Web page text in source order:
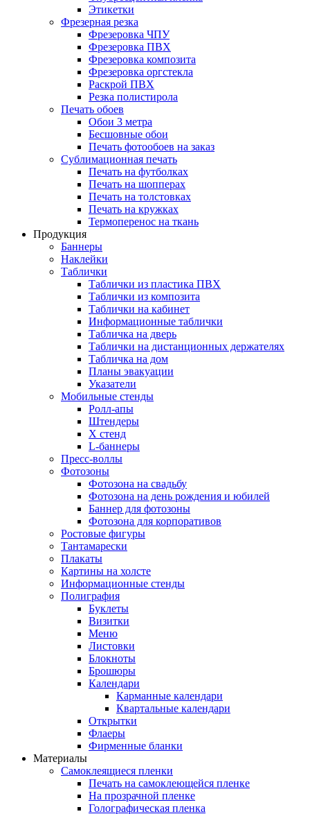
Этикетки
Фрезерная резка
Фрезеровка ЧПУ
Фрезеровка ПВХ
Фрезеровка композита
Фрезеровка оргстекла
Раскрой ПВХ
Резка полистирола
Печать обоев
Обои 3 метра
Бесшовные обои
Печать фотообоев на заказ
Сублимационная печать
Печать на футболках
Печать на шопперах
Печать на толстовках
Печать на кружках
Термоперенос на ткань
Продукция
Баннеры
Наклейки
Таблички
Таблички из пластика ПВХ
Таблички из композита
Таблички на кабинет
Информационные таблички
Табличка на дверь
Таблички на дистанционных держателях
Табличка на дом
Планы эвакуации
Указатели
Мобильные стенды
Ролл-апы
Штендеры
Х стенд
L-баннеры
Пресс-воллы
Фотозоны
Фотозона на свадьбу
Фотозона на день рождения и юбилей
Баннер для фотозоны
Фотозона для корпоративов
Ростовые фигуры
Тантамарески
Плакаты
Картины на холсте
Информационные стенды
Полиграфия
Буклеты
Визитки
Меню
Листовки
Блокноты
Брошюры
Календари
Карманные календари
Квартальные календари
Открытки
Флаеры
Фирменные бланки
Материалы
Самоклеящиеся пленки
Печать на самоклеющейся пленке
На прозрачной пленке
Голографическая пленка